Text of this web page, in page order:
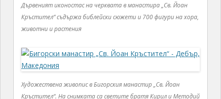
Дървеният иконостас на черквата в манастира „Св. Йоан
Кръстител“ съдържа библейски сюжети и 700 фигури на хора,
животни и растения
Художествена живопис в Бигорския манастир „Св. Йоан
Кръстител“. На снимката са светите братя Кирил и Методий